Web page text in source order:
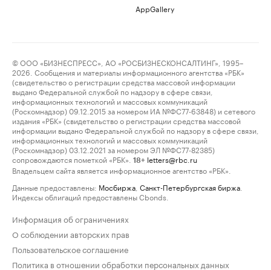
AppGallery
© ООО «БИЗНЕСПРЕСС», АО «РОСБИЗНЕСКОНСАЛТИНГ», 1995–
2026. Сообщения и материалы информационного агентства «РБК»
(свидетельство о регистрации средства массовой информации
выдано Федеральной службой по надзору в сфере связи,
информационных технологий и массовых коммуникаций
(Роскомнадзор) 09.12.2015 за номером ИА №ФС77-63848) и сетевого
издания «РБК» (свидетельство о регистрации средства массовой
информации выдано Федеральной службой по надзору в сфере связи,
информационных технологий и массовых коммуникаций
(Роскомнадзор) 03.12.2021 за номером ЭЛ №ФС77-82385)
сопровождаются пометкой «РБК».
18+ letters@rbc.ru
Владельцем сайта является информационное агентство «РБК».
Данные предоставлены: Мосбиржа Санкт-Петербургская биржа
Индексы облигаций предоставлены Cbonds.
Информация об ограничениях
О соблюдении авторских прав
Пользовательское соглашение
Политика в отношении обработки персональных данных